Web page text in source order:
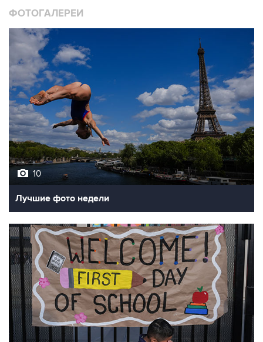
ФОТОГАЛЕРЕИ
10
Лучшие фото недели